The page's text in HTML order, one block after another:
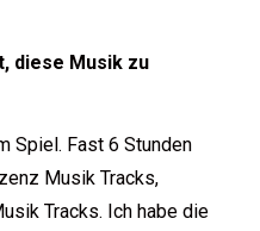
diese Musik zu
Spiel. Fast 6 Stunden
Musik Tracks,
Tracks. Ich habe die